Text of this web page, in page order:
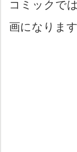
コミックで
画になります